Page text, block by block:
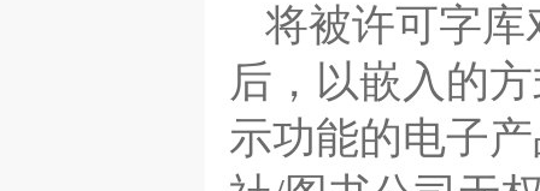
将被许可字
后，以嵌入的
示功能的电子